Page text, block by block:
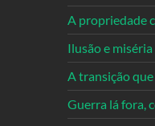
A propriedade
Ilusão e
A transição
Guerra lá fora,